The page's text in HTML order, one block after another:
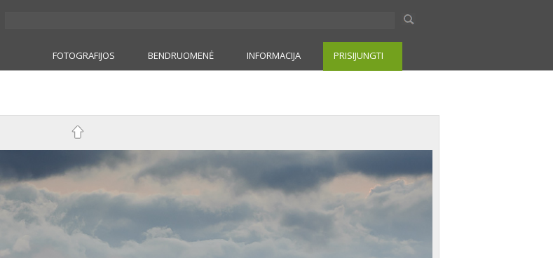
FOTOGRAFIJOS BENDRUOMENĖ INFORMACIJA PRISIJUNGTI